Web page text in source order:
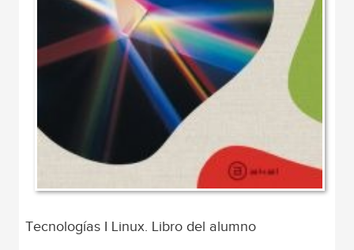
Tecnologías I Linux. Libro del alumno